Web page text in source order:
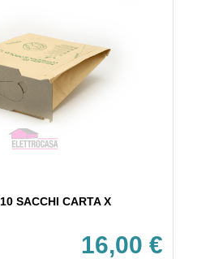
SACCHI CARTA X
16,00 €